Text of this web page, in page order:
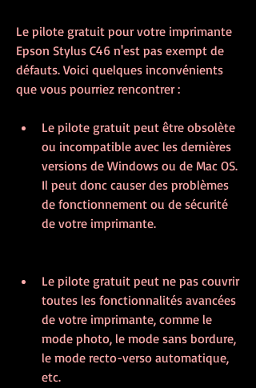
Le pilote gratuit pour votre imprimante
Epson Stylus C46 n'est pas exempt de
défauts. Voici quelques inconvénients
que vous pourriez rencontrer :
Le pilote gratuit peut être obsolète
ou incompatible avec les dernières
versions de Windows ou de Mac OS.
Il peut donc causer des problèmes
de fonctionnement ou de sécurité
de votre imprimante.
Le pilote gratuit peut ne pas couvrir
toutes les fonctionnalités avancées
de votre imprimante, comme le
mode photo, le mode sans bordure,
le mode recto-verso automatique,
etc.